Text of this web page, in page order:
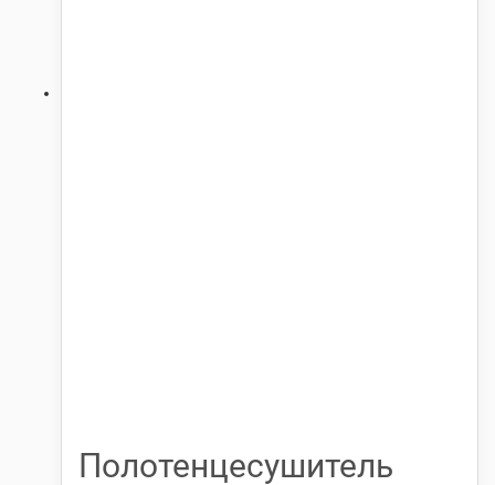
Полотенцесушитель